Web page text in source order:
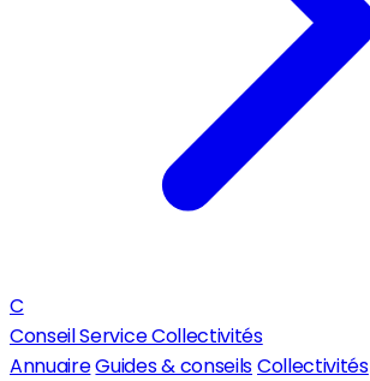
C
Conseil Service Collectivités
AnnuaireGuides & conseilsCollectivités